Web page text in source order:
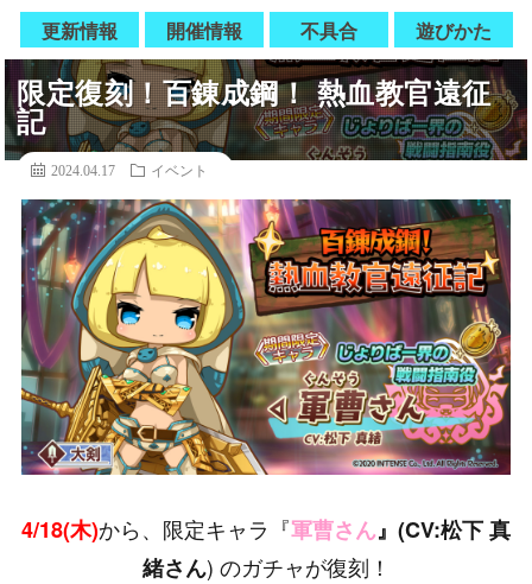
更新情報 開催情報 不具合 遊びかた
限定復刻！百錬成鋼！ 熱血教官遠征
記
2024.04.17 イベント
4/18(木)から、限定キャラ『軍曹さん』(CV:松下 真
緒さん) のガチャが復刻！